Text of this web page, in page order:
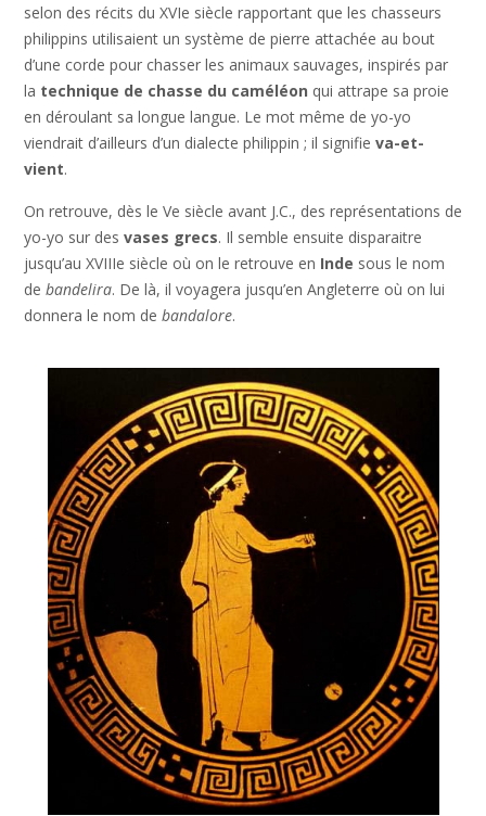
selon des récits du XVIe siècle rapportant que les chasseurs
philippins utilisaient un système de pierre attachée au bout
d’une corde pour chasser les animaux sauvages, inspirés par
la technique de chasse du caméléon qui attrape sa proie
en déroulant sa longue langue. Le mot même de yo-yo
viendrait d’ailleurs d’un dialecte philippin ; il signifie va-et-
vient.
On retrouve, dès le Ve siècle avant J.C., des représentations de
yo-yo sur des vases grecs. Il semble ensuite disparaitre
jusqu’au XVIIIe siècle où on le retrouve en Inde sous le nom
de bandelira. De là, il voyagera jusqu’en Angleterre où on lui
donnera le nom de bandalore.